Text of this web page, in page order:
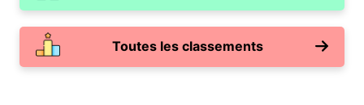
Toutes les classements